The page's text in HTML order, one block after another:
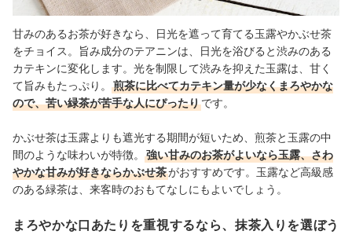
甘みのあるお茶が好きなら、日光を遮って育てる玉露やかぶせ茶
をチョイス。旨み成分のテアニンは、日光を浴びると渋みのある
カテキンに変化します。光を制限して渋みを抑えた玉露は、甘く
て旨みもたっぷり。
煎茶に比べてカテキン量が少なくまろやかな
ので、苦い緑茶が苦手な人にぴったりです。
かぶせ茶は玉露よりも遮光する期間が短いため、煎茶と玉露の中
間のような味わいが特徴。
強い甘みのお茶がよいなら玉露、さわ
やかな甘みが好きならかぶせ茶がおすすめです。玉露など高級感
のある緑茶は、来客時のおもてなしにもよいでしょう。
まろやかな口あたりを重視するなら、抹茶入りを選ぼう